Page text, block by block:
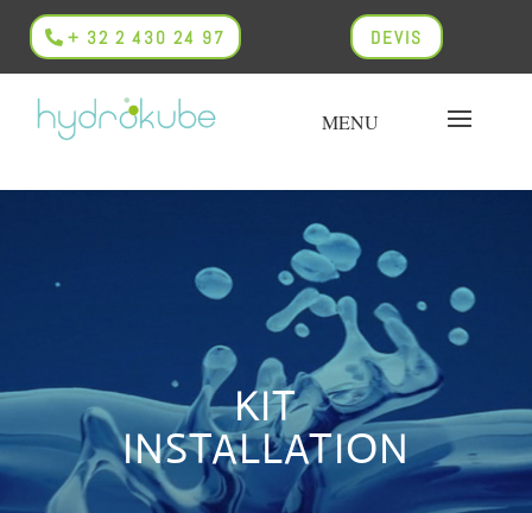
+ 32 2 430 24 97 DEVIS
KIT
INSTALLATION